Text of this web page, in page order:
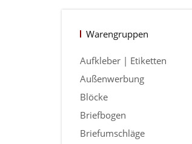
Warengruppen
Aufkleber | Etiketten
Außenwerbung
Blöcke
Briefbogen
Briefumschläge